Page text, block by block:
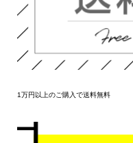
1万円以上のご購入で送料無料